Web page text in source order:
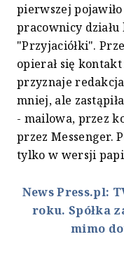
pierwszej
pracownicy
"Przyjaciółki".
opierał się
przyznaje
mniej, ale
- mailowa, przez
przez Messenger.
tylko w wersji
News Press.pl:
roku. Spółka
mimo